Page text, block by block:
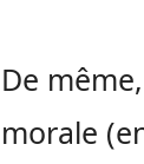
De
morale